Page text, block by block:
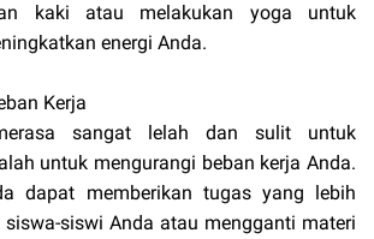
kaki atau melakukan yoga untuk
energi Anda.
Kerja
sangat lelah dan sulit untuk
untuk mengurangi beban kerja Anda.
dapat memberikan tugas yang lebih
siswa-siswi Anda atau mengganti materi